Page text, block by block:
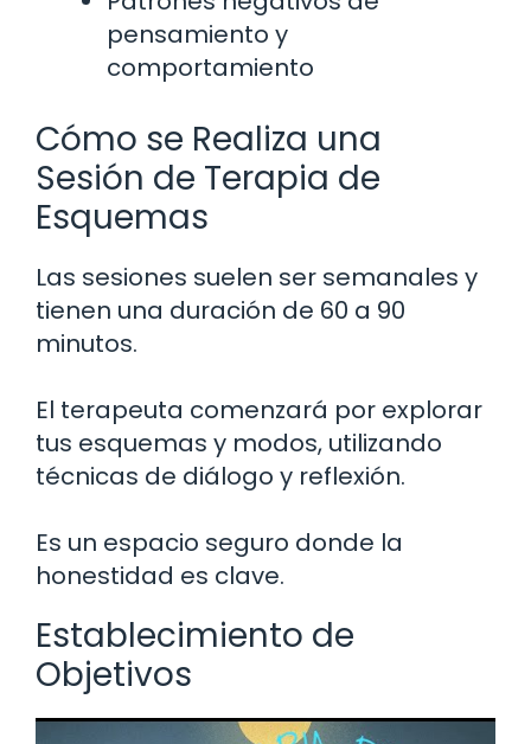
pensamiento y
comportamiento
Cómo se Realiza una
Sesión de Terapia de
Esquemas
Las sesiones suelen ser semanales y
tienen una duración de 60 a 90
minutos.
El terapeuta comenzará por explorar
tus esquemas y modos, utilizando
técnicas de diálogo y reflexión.
Es un espacio seguro donde la
honestidad es clave.
Establecimiento de
Objetivos